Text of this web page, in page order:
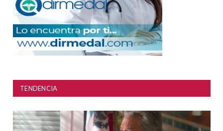
TENDENCIA